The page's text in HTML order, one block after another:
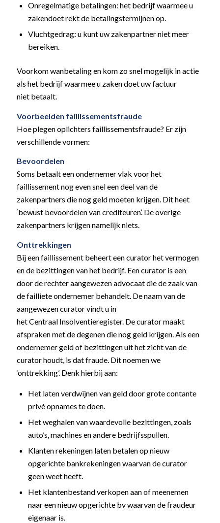
Onregelmatige betalingen: het bedrijf waarmee u
zakendoet rekt de betalingstermijnen op.
Vluchtgedrag: u kunt uw zakenpartner niet meer
bereiken.
Voorkom wanbetaling en kom zo snel mogelijk in actie
als het bedrijf waarmee u zaken doet uw factuur
niet betaalt.
Voorbeelden faillissementsfraude
Hoe plegen oplichters faillissementsfraude? Er zijn
verschillende vormen:
Bevoordelen
Soms betaalt een ondernemer vlak voor het
faillissement nog even snel een deel van de
zakenpartners die nog geld moeten krijgen. Dit heet
‘bewust bevoordelen van crediteuren’. De overige
zakenpartners krijgen namelijk niets.
Onttrekkingen
Bij een faillissement beheert een curator het vermogen
en de bezittingen van het bedrijf. Een curator is een
door de rechter aangewezen advocaat die de zaak van
de failliete ondernemer behandelt. De naam van de
aangewezen curator vindt u in
het Centraal Insolventieregister. De curator maakt
afspraken met de degenen die nog geld krijgen. Als een
ondernemer geld of bezittingen uit het zicht van de
curator houdt, is dat fraude. Dit noemen we
‘onttrekking’. Denk hierbij aan:
Het laten verdwijnen van geld door grote contante
privé opnames te doen.
Het weghalen van waardevolle bezittingen, zoals
auto’s, machines en andere bedrijfsspullen.
Klanten rekeningen laten betalen op nieuw
opgerichte bankrekeningen waarvan de curator
geen weet heeft.
Het klantenbestand verkopen aan of meenemen
naar een nieuw opgerichte bv waarvan de fraudeur
eigenaar is.